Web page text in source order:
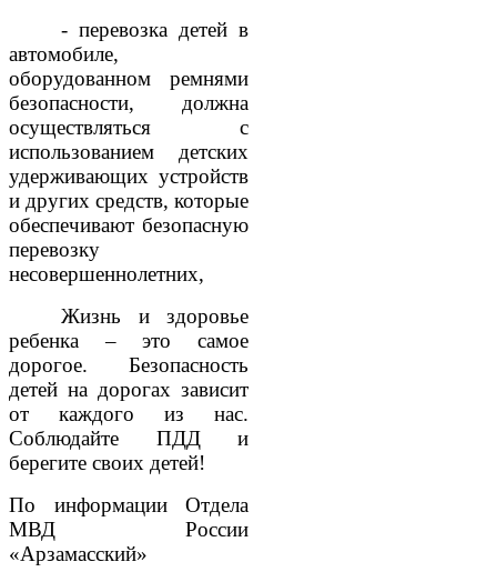
- перевозка детей в
автомобиле,
оборудованном ремнями
безопасности, должна
осуществляться с
использованием детских
удерживающих устройств
и других средств, которые
обеспечивают безопасную
перевозку
несовершеннолетних,
Жизнь и здоровье
ребенка – это самое
дорогое. Безопасность
детей на дорогах зависит
от каждого из нас.
Соблюдайте ПДД и
берегите своих детей!
По информации Отдела
МВД России
«Арзамасский»